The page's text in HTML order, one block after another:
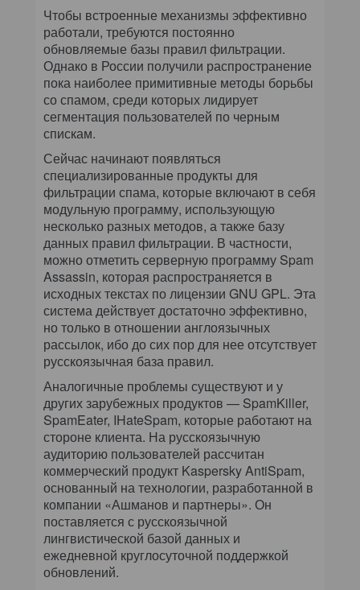
Чтобы встроенные механизмы эффективно
работали, требуются постоянно
обновляемые базы правил фильтрации.
Однако в России получили распространение
пока наиболее примитивные методы борьбы
со спамом, среди которых лидирует
сегментация пользователей по черным
спискам.
Сейчас начинают появляться
специализированные продукты для
фильтрации спама, которые включают в себя
модульную программу, использующую
несколько разных методов, а также базу
данных правил фильтрации. В частности,
можно отметить серверную программу Spam
Assassin, которая распространяется в
исходных текстах по лицензии GNU GPL. Эта
система действует достаточно эффективно,
но только в отношении англоязычных
рассылок, ибо до сих пор для нее отсутствует
русскоязычная база правил.
Аналогичные проблемы существуют и у
других зарубежных продуктов — SpamKiller,
SpamEater, IHateSpam, которые работают на
стороне клиента. На русскоязычную
аудиторию пользователей рассчитан
коммерческий продукт Kaspersky AntiSpam,
основанный на технологии, разработанной в
компании «Ашманов и партнеры». Он
поставляется с русскоязычной
лингвистической базой данных и
ежедневной круглосуточной поддержкой
обновлений.